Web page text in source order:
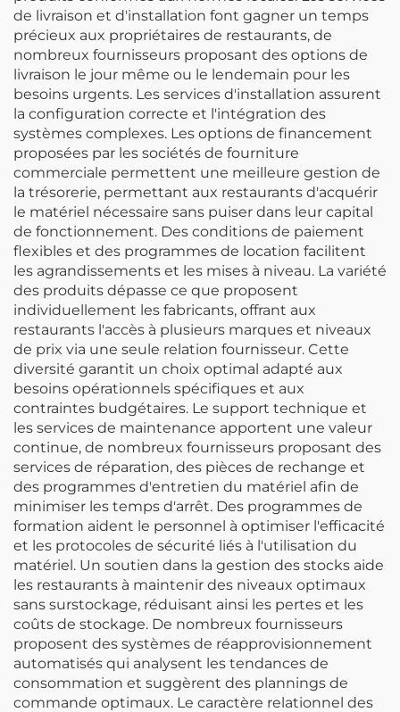
de livraison et d'installation font gagner un temps
précieux aux propriétaires de restaurants, de
nombreux fournisseurs proposant des options de
livraison le jour même ou le lendemain pour les
besoins urgents. Les services d'installation assurent
la configuration correcte et l'intégration des
systèmes complexes. Les options de financement
proposées par les sociétés de fourniture
commerciale permettent une meilleure gestion de
la trésorerie, permettant aux restaurants d'acquérir
le matériel nécessaire sans puiser dans leur capital
de fonctionnement. Des conditions de paiement
flexibles et des programmes de location facilitent
les agrandissements et les mises à niveau. La variété
des produits dépasse ce que proposent
individuellement les fabricants, offrant aux
restaurants l'accès à plusieurs marques et niveaux
de prix via une seule relation fournisseur. Cette
diversité garantit un choix optimal adapté aux
besoins opérationnels spécifiques et aux
contraintes budgétaires. Le support technique et
les services de maintenance apportent une valeur
continue, de nombreux fournisseurs proposant des
services de réparation, des pièces de rechange et
des programmes d'entretien du matériel afin de
minimiser les temps d'arrêt. Des programmes de
formation aident le personnel à optimiser l'efficacité
et les protocoles de sécurité liés à l'utilisation du
matériel. Un soutien dans la gestion des stocks aide
les restaurants à maintenir des niveaux optimaux
sans surstockage, réduisant ainsi les pertes et les
coûts de stockage. De nombreux fournisseurs
proposent des systèmes de réapprovisionnement
automatisés qui analysent les tendances de
consommation et suggèrent des plannings de
commande optimaux. Le caractère relationnel des